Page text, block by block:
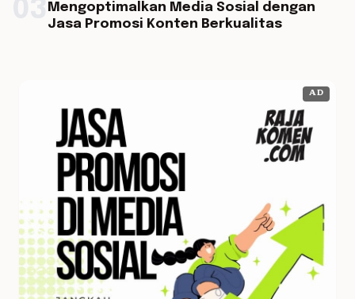
Mengoptimalkan Media Sosial dengan
Jasa Promosi Konten Berkualitas
AD